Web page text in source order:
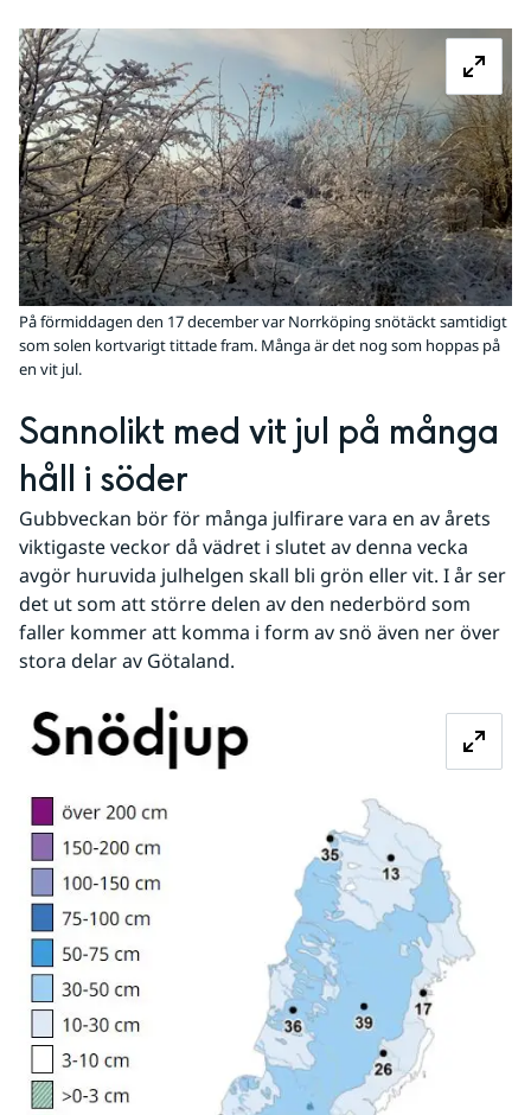
På förmiddagen den 17 december var Norrköping snötäckt samtidigt
som solen kortvarigt tittade fram. Många är det nog som hoppas på
en vit jul.
Sannolikt med vit jul på många
håll i söder
Gubbveckan bör för många julfirare vara en av årets
viktigaste veckor då vädret i slutet av denna vecka
avgör huruvida julhelgen skall bli grön eller vit. I år ser
det ut som att större delen av den nederbörd som
faller kommer att komma i form av snö även ner över
stora delar av Götaland.